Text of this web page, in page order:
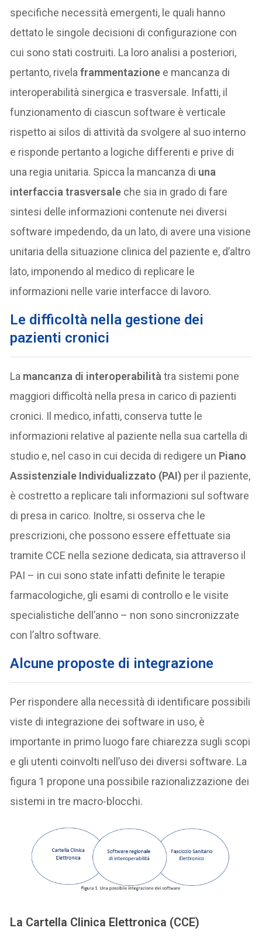
specifiche necessità emergenti, le quali hanno
dettato le singole decisioni di configurazione con
cui sono stati costruiti. La loro analisi a posteriori,
pertanto, rivelaframmentazione e mancanza di
interoperabilità sinergica e trasversale. Infatti, il
funzionamento di ciascun software è verticale
rispetto ai silos di attività da svolgere al suo interno
e risponde pertanto a logiche differenti e prive di
una regia unitaria. Spicca la mancanza di una
interfaccia trasversale che sia in grado di fare
sintesi delle informazioni contenute nei diversi
software impedendo, da un lato, di avere una visione
unitaria della situazione clinica del paziente e, d’altro
lato, imponendo al medico di replicare le
informazioni nelle varie interfacce di lavoro.
Le difficoltà nella gestione dei
pazienti cronici
La mancanza di interoperabilitàtra sistemi pone
maggiori difficoltà nella presa in carico di pazienti
cronici. Il medico, infatti, conserva tutte le
informazioni relative al paziente nella sua cartella di
studio e, nel caso in cui decida di redigere un Piano
Assistenziale Individualizzato (PAI) per il paziente,
è costretto a replicare tali informazioni sul software
di presa in carico. Inoltre, si osserva che le
prescrizioni, che possono essere effettuate sia
tramite CCE nella sezione dedicata, sia attraverso il
PAI – in cui sono state infatti definite le terapie
farmacologiche, gli esami di controllo e le visite
specialistiche dell’anno – non sono sincronizzate
con l’altro software.
Alcune proposte di integrazione
Per rispondere alla necessità di identificare possibili
viste di integrazione dei software in uso, è
importante in primo luogo fare chiarezza sugli scopi
e gli utenti coinvolti nell’uso dei diversi software. La
figura 1 propone una possibile razionalizzazione dei
sistemi in tre macro-blocchi.
La Cartella Clinica Elettronica (CCE)